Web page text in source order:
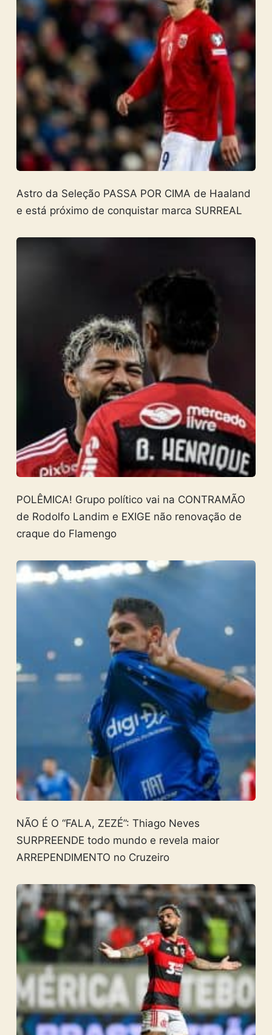
Astro da Seleção PASSA POR CIMA de Haaland
e está próximo de conquistar marca SURREAL
POLÊMICA! Grupo político vai na CONTRAMÃO
de Rodolfo Landim e EXIGE não renovação de
craque do Flamengo
NÃO É O “FALA, ZEZÉ”: Thiago Neves
SURPREENDE todo mundo e revela maior
ARREPENDIMENTO no Cruzeiro